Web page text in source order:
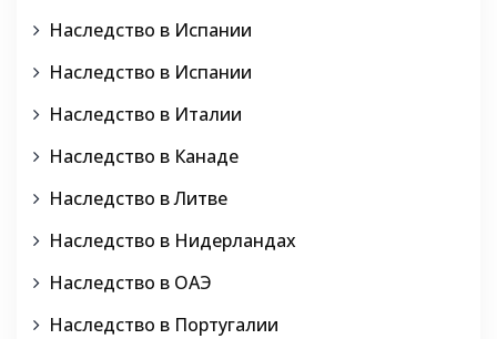
Наследство в Испании
Наследство в Испании
Наследство в Италии
Наследство в Канаде
Наследство в Литве
Наследство в Нидерландах
Наследство в ОАЭ
Наследство в Португалии